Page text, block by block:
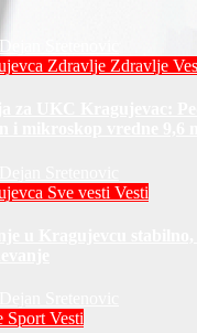
Dejan Sretenovic
Zdravlje Zdravlje
Sve vesti Vesti
Sport Vesti